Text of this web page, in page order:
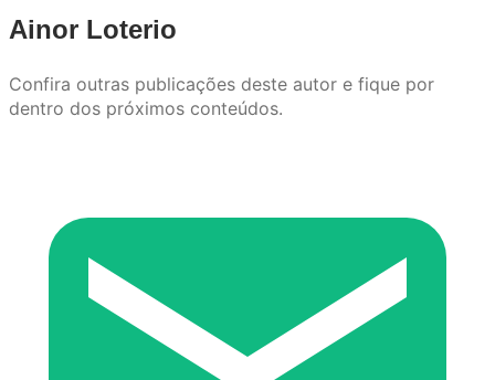
Ainor Loterio
Confira outras publicações deste autor e fique por
dentro dos próximos conteúdos.